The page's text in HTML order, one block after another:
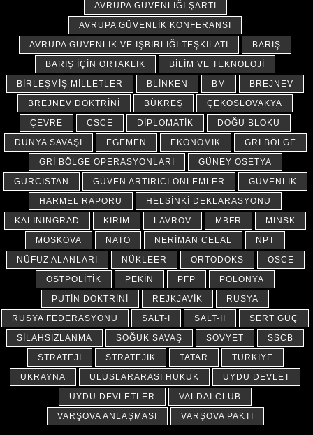
AVRUPA GÜVENLIĞI ŞARTI
AVRUPA GÜVENLIK KONFERANSI
AVRUPA GÜVENLIK VE İŞBIRLIĞI TEŞKILATI
BARIŞ
BARIŞ İÇIN ORTAKLIK
BILIM VE TEKNOLOJI
BIRLEŞMIŞ MILLETLER
BLINKEN BM
BREJNEV
BREJNEV DOKTRINI
BÜKREŞ
ÇEKOSLOVAKYA
ÇEVRE
CSCE DIPLOMATIK
DOĞU BLOKU
DÜNYA SAVAŞI
EGEMEN EKONOMIK
GRI BÖLGE
GRI BÖLGE OPERASYONLARI
GÜNEY OSETYA
GÜRCISTAN
GÜVEN ARTIRICI ÖNLEMLER
GÜVENLIK
HARMEL RAPORU
HELSINKI DEKLARASYONU
KALININGRAD
KIRIM LAVROV MBFR
MINSK
MOSKOVA
NATO NERIMAN CELAL
NPT
NÜFUZ ALANLARI
NÜKLEER ORTODOKS
OSCE
OSTPOLITIK
PEKIN PFP
POLONYA
PUTIN DOKTRINI
REJKJAVIK
RUSYA
RUSYA FEDERASYONU
SALT-I SALT-II
SERT GÜÇ
SILAHSIZLANMA
SOĞUK SAVAŞ SOVYET
SSCB
STRATEJI
STRATEJIK TATAR
TÜRKIYE
UKRAYNA
ULUSLARARASI HUKUK
UYDU DEVLET
UYDU DEVLETLER
VALDAI CLUB
VARŞOVA ANLAŞMASI
VARŞOVA PAKTI